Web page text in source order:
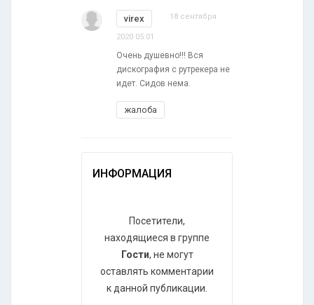
virex 18 сентября
2020 05:01
Очень душевно!!! Вся
дискография с рутрекера не
идет. Сидов нема.
жалоба
ИНФОРМАЦИЯ
Посетители,
находящиеся в группе
Гости, не могут
оставлять комментарии
к данной публикации.